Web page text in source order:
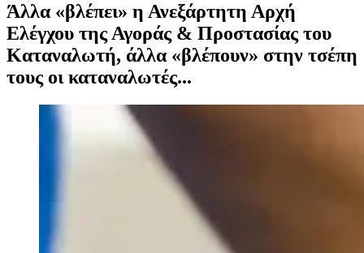
Άλλα «βλέπει» η Ανεξάρτητη Αρχή
Ελέγχου της Αγοράς & Προστασίας του
Καταναλωτή, άλλα «βλέπουν» στην τσέπη
τους οι καταναλωτές...